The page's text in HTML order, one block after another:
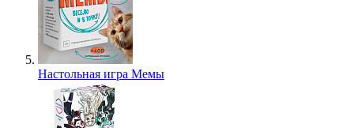
Настольная игра Мемы